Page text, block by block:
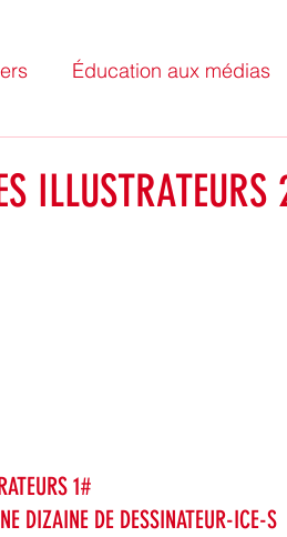
Éducation aux médias
future
ILLUSTRATEURS
1#
DIZAINE DE DESSINATEUR-ICE-S